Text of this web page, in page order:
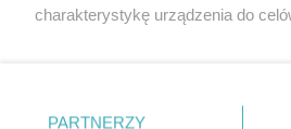
O nas
Nasze serwisy
charakterystykę urządzenia do
zmienić/wycofać klikając przycisk
PARTNERZY